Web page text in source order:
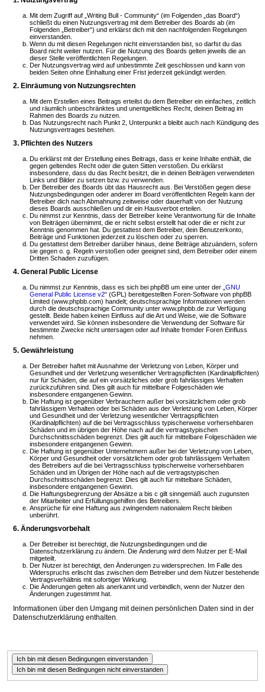
Mit dem Zugriff auf „Writing Bull - Community“ (im Folgenden „das Board“)
schließt du einen Nutzungsvertrag mit dem Betreiber des Boards ab (im
Folgenden „Betreiber“) und erklärst dich mit den nachfolgenden Regelungen
einverstanden.
Wenn du mit diesen Regelungen nicht einverstanden bist, so darfst du das
Board nicht weiter nutzen. Für die Nutzung des Boards gelten jeweils die an
dieser Stelle veröffentlichten Regelungen.
Der Nutzungsvertrag wird auf unbestimmte Zeit geschlossen und kann von
beiden Seiten ohne Einhaltung einer Frist jederzeit gekündigt werden.
2. Einräumung von Nutzungsrechten
Mit dem Erstellen eines Beitrags erteilst du dem Betreiber ein einfaches, zeitlich
und räumlich unbeschränktes und unentgeltliches Recht, deinen Beitrag im
Rahmen des Boards zu nutzen.
Das Nutzungsrecht nach Punkt 2, Unterpunkt a bleibt auch nach Kündigung des
Nutzungsvertrages bestehen.
3. Pflichten des Nutzers
Du erklärst mit der Erstellung eines Beitrags, dass er keine Inhalte enthält, die
gegen geltendes Recht oder die guten Sitten verstoßen. Du erklärst
insbesondere, dass du das Recht besitzt, die in deinen Beiträgen verwendeten
Links und Bilder zu setzen bzw. zu verwenden.
Der Betreiber des Boards übt das Hausrecht aus. Bei Verstößen gegen diese
Nutzungsbedingungen oder anderer im Board veröffentlichten Regeln kann der
Betreiber dich nach Abmahnung zeitweise oder dauerhaft von der Nutzung
dieses Boards ausschließen und dir ein Hausverbot erteilen.
Du nimmst zur Kenntnis, dass der Betreiber keine Verantwortung für die Inhalte
von Beiträgen übernimmt, die er nicht selbst erstellt hat oder die er nicht zur
Kenntnis genommen hat. Du gestattest dem Betreiber, dein Benutzerkonto,
Beiträge und Funktionen jederzeit zu löschen oder zu sperren.
Du gestattest dem Betreiber darüber hinaus, deine Beiträge abzuändern, sofern
sie gegen o. g. Regeln verstoßen oder geeignet sind, dem Betreiber oder einem
Dritten Schaden zuzufügen.
4. General Public License
Du nimmst zur Kenntnis, dass es sich bei phpBB um eine unter der „ GNU
General Public License v2“ (GPL) bereitgestellten Foren-Software von phpBB
Limited (www.phpbb.com) handelt; deutschsprachige Informationen werden
durch die deutschsprachige Community unter www.phpbb.de zur Verfügung
gestellt. Beide haben keinen Einfluss auf die Art und Weise, wie die Software
verwendet wird. Sie können insbesondere die Verwendung der Software für
bestimmte Zwecke nicht untersagen oder auf Inhalte fremder Foren Einfluss
nehmen.
5. Gewährleistung
Der Betreiber haftet mit Ausnahme der Verletzung von Leben, Körper und
Gesundheit und der Verletzung wesentlicher Vertragspflichten (Kardinalpflichten)
nur für Schäden, die auf ein vorsätzliches oder grob fahrlässiges Verhalten
zurückzuführen sind. Dies gilt auch für mittelbare Folgeschäden wie
insbesondere entgangenen Gewinn.
Die Haftung ist gegenüber Verbrauchern außer bei vorsätzlichem oder grob
fahrlässigem Verhalten oder bei Schäden aus der Verletzung von Leben, Körper
und Gesundheit und der Verletzung wesentlicher Vertragspflichten
(Kardinalpflichten) auf die bei Vertragsschluss typischerweise vorhersehbaren
Schäden und im übrigen der Höhe nach auf die vertragstypischen
Durchschnittsschäden begrenzt. Dies gilt auch für mittelbare Folgeschäden wie
insbesondere entgangenen Gewinn.
Die Haftung ist gegenüber Unternehmern außer bei der Verletzung von Leben,
Körper und Gesundheit oder vorsätzlichem oder grob fahrlässigem Verhalten
des Betreibers auf die bei Vertragsschluss typischerweise vorhersehbaren
Schäden und im Übrigen der Höhe nach auf die vertragstypischen
Durchschnittsschäden begrenzt. Dies gilt auch für mittelbare Schäden,
insbesondere entgangenen Gewinn.
Die Haftungsbegrenzung der Absätze a bis c gilt sinngemäß auch zugunsten
der Mitarbeiter und Erfüllungsgehilfen des Betreibers.
Ansprüche für eine Haftung aus zwingendem nationalem Recht bleiben
unberührt.
6. Änderungsvorbehalt
Der Betreiber ist berechtigt, die Nutzungsbedingungen und die
Datenschutzerklärung zu ändern. Die Änderung wird dem Nutzer per E-Mail
mitgeteilt.
Der Nutzer ist berechtigt, den Änderungen zu widersprechen. Im Falle des
Widerspruchs erlischt das zwischen dem Betreiber und dem Nutzer bestehende
Vertragsverhältnis mit sofortiger Wirkung.
Die Änderungen gelten als anerkannt und verbindlich, wenn der Nutzer den
Änderungen zugestimmt hat.
Informationen über den Umgang mit deinen persönlichen Daten sind in der
Datenschutzerklärung enthalten.